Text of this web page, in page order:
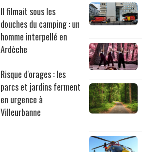
Il filmait sous les
douches du camping : un
homme interpellé en
Ardèche
Risque d'orages : les
parcs et jardins ferment
en urgence à
Villeurbanne